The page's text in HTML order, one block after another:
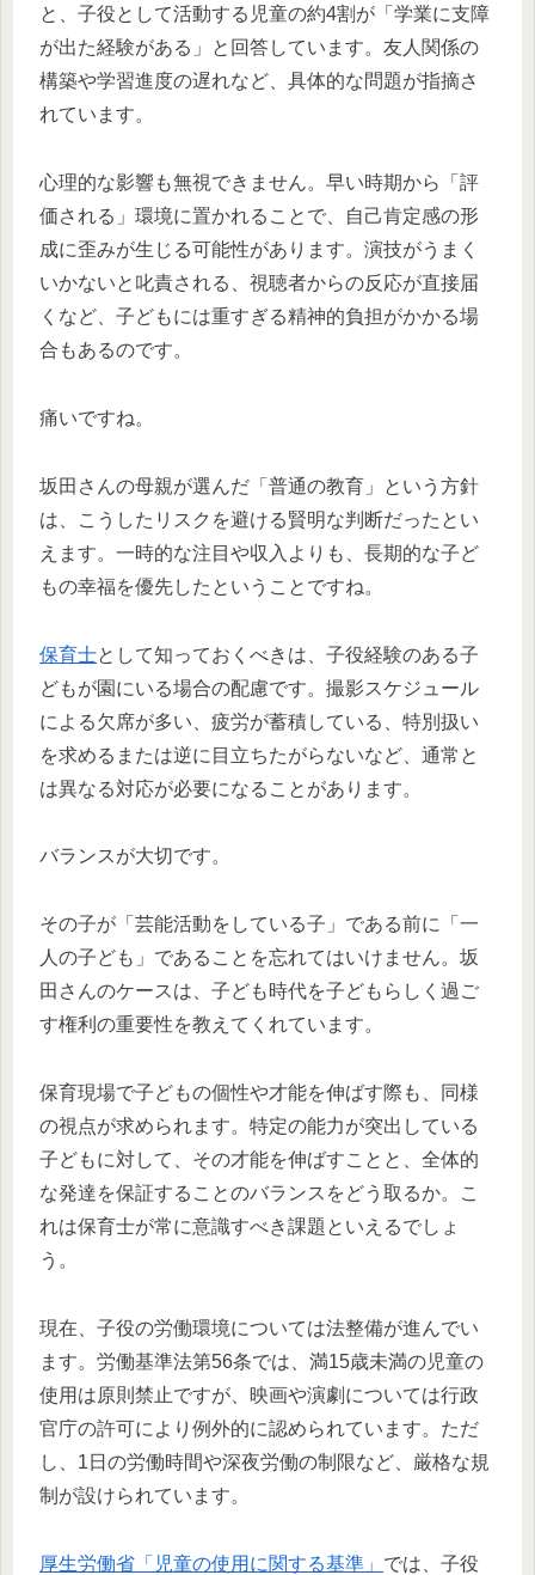
と、子役として活動する児童の約4割が「学業に支障
が出た経験がある」と回答しています。友人関係の
構築や学習進度の遅れなど、具体的な問題が指摘さ
れています。
心理的な影響も無視できません。早い時期から「評
価される」環境に置かれることで、自己肯定感の形
成に歪みが生じる可能性があります。演技がうまく
いかないと叱責される、視聴者からの反応が直接届
くなど、子どもには重すぎる精神的負担がかかる場
合もあるのです。
痛いですね。
坂田さんの母親が選んだ「普通の教育」という方針
は、こうしたリスクを避ける賢明な判断だったとい
えます。一時的な注目や収入よりも、長期的な子ど
もの幸福を優先したということですね。
保育士として知っておくべきは、子役経験のある子
どもが園にいる場合の配慮です。撮影スケジュール
による欠席が多い、疲労が蓄積している、特別扱い
を求めるまたは逆に目立ちたがらないなど、通常と
は異なる対応が必要になることがあります。
バランスが大切です。
その子が「芸能活動をしている子」である前に「一
人の子ども」であることを忘れてはいけません。坂
田さんのケースは、子ども時代を子どもらしく過ご
す権利の重要性を教えてくれています。
保育現場で子どもの個性や才能を伸ばす際も、同様
の視点が求められます。特定の能力が突出している
子どもに対して、その才能を伸ばすことと、全体的
な発達を保証することのバランスをどう取るか。こ
れは保育士が常に意識すべき課題といえるでしょ
う。
現在、子役の労働環境については法整備が進んでい
ます。労働基準法第56条では、満15歳未満の児童の
使用は原則禁止ですが、映画や演劇については行政
官庁の許可により例外的に認められています。ただ
し、1日の労働時間や深夜労働の制限など、厳格な規
制が設けられています。
厚生労働省「児童の使用に関する基準」 では、子役